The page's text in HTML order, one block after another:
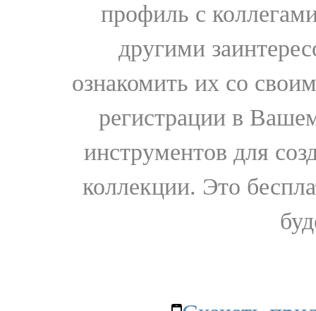
профиль с
другими
ознакомить их со
регистрации в
инструментов для
коллекции. Это